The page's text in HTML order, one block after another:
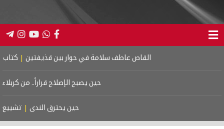
عاطف سلامة في حوار بين قذيفتين | كتاب اسرائيل الكبرى: دراسة في
حين يصبح الإصلاح قراراً.. من كربلاء إلى معركة الدولة ضد
تشييع موتسارت | الحرف